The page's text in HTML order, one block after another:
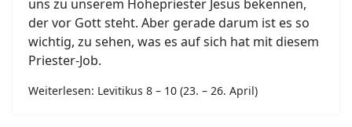
uns zu unserem Hohepriester Jesus bekennen,
der vor Gott steht. Aber gerade darum ist es so
wichtig, zu sehen, was es auf sich hat mit diesem
Priester-Job.
Weiterlesen: Levitikus 8 – 10 (23. – 26. April)